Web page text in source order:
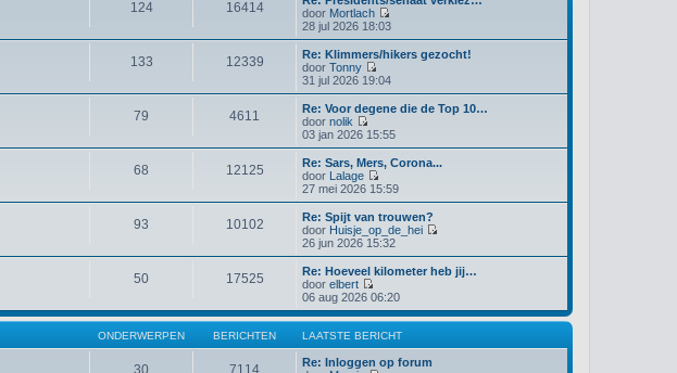
t
e
b
e
i
c
h
a
a
t
s
e
r
i
h
124 16414
door Mortlach
B
e
k
i
a
a
t
t
b
e
r
i
c
h
t
28 jul 2026 18:03
133 12339
Re: Klimmers/hikers gezocht!
door Tonny
B
e
k
i
j
k
a
a
t
t
e
b
e
r
c
h
t
31 jul 2026 19:04
79 4611
Re: Voor degene die de Top 10…
door nolik
B
e
k
i
j
k
a
a
t
t
e
b
e
i
c
h
03 jan 2026 15:55
68 12125
Re: Sars, Mers, Corona...
door Lalage
B
e
k
i
j
k
l
a
a
t
s
t
e
e
27 mei 2026 15:59
93 10102
Re: Spijt van trouwen?
door Huisje_op_de_hei
e
k
i
l
26 jun 2026 15:32
50 17525
Re: Hoeveel kilometer heb jij…
door elbert
B
e
k
i
j
k
06 aug 2026 06:20
ONDERWERPEN BERICHTEN LAATSTE BERICHT
30 7114
Re: Inloggen op forum